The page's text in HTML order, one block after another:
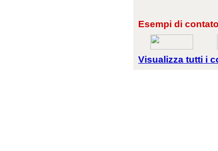
Esempi di
Visualizza tutti i